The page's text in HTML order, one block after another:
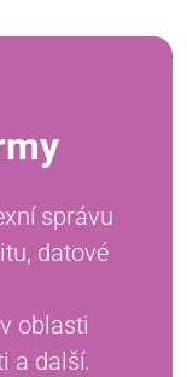
správu
datové
oblasti
a další.